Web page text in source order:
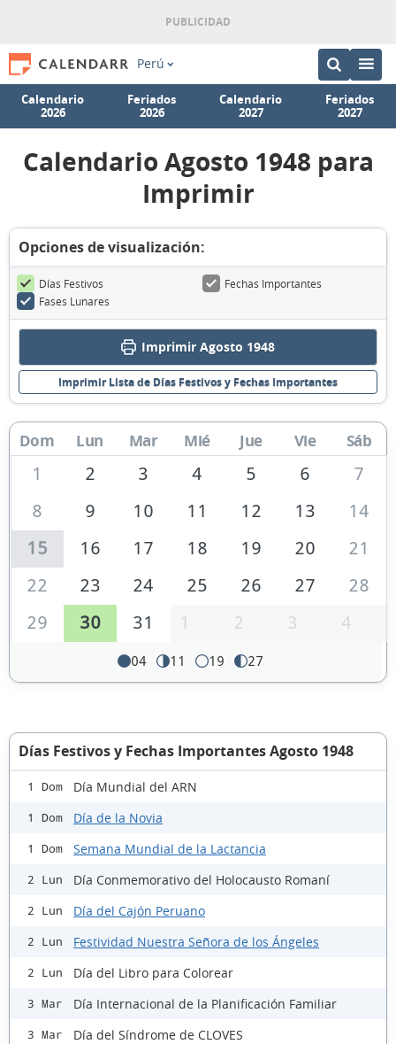
Perú
Calendario
2026
Feriados
2026
Calendario
2027
Feriados
2027
Calendario Agosto 1948 para
Imprimir
Opciones de visualización:
Días Festivos
Fechas Importantes
Fases Lunares
Imprimir Agosto 1948
Imprimir Lista de Días Festivos y Fechas Importantes
Dom Lun Mar Mié Jue Vie Sáb
1 2 3 4 5 6
7
8
9 10 11 12 13
14
15
16 17 18 19 20
21
22
23 24 25 26 27
28
29
30 31 1 2 3 4
04 11 19 27
Días Festivos y Fechas Importantes Agosto 1948
1 Dom Día Mundial del ARN
1 Dom Día de la Novia
1 Dom Semana Mundial de la Lactancia
2 Lun Día Conmemorativo del Holocausto Romaní
2 Lun Día del Cajón Peruano
2 Lun Festividad Nuestra Señora de los Ángeles
2 Lun Día del Libro para Colorear
3 Mar Día Internacional de la Planificación Familiar
3 Mar Día del Síndrome de CLOVES